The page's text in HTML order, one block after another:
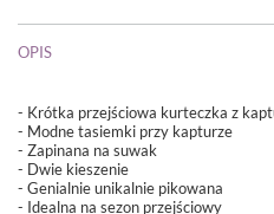
OPIS
- Krótka przejściowa kurteczka z
- Modne tasiemki przy kapturze
- Zapinana na suwak
- Dwie kieszenie
- Genialnie unikalnie pikowana
- Idealna na sezon przejściowy